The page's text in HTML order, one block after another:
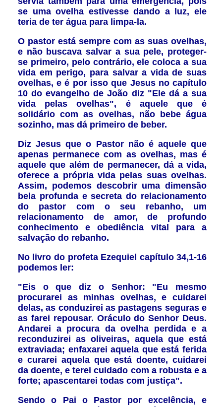
se uma ovelha estivesse dando a luz, ele
teria de ter água para limpa-la.
O pastor está sempre com as suas ovelhas,
e não buscava salvar a sua pele, proteger-
se primeiro, pelo contrário, ele coloca a sua
vida em perigo, para salvar a vida de suas
ovelhas, e é por isso que Jesus no capítulo
10 do evangelho de João diz "Ele dá a sua
vida pelas ovelhas", é aquele que é
solidário com as ovelhas, não bebe água
sozinho, mas dá primeiro de beber.
Diz Jesus que o Pastor não é aquele que
apenas permanece com as ovelhas, mas é
aquele que além de permanecer, dá a vida,
oferece a própria vida pelas suas ovelhas.
Assim, podemos descobrir uma dimensão
bela profunda e secreta do relacionamento
do pastor com o seu rebanho, um
relacionamento de amor, de profundo
conhecimento e obediência vital para a
salvação do rebanho.
No livro do profeta Ezequiel capítulo 34,1-16
podemos ler:
"Eis o que diz o Senhor: "Eu mesmo
procurarei as minhas ovelhas, e cuidarei
delas, as conduzirei as pastagens seguras e
as farei repousar. Oráculo do Senhor Deus.
Andarei a procura da ovelha perdida e a
reconduzirei as oliveiras, aquela que está
extraviada; enfaxarei aquela que está ferida
e curarei aquela que está doente, cuidarei
da doente, e terei cuidado com a robusta e a
forte; apascentarei todas com justiça".
Sendo o Pai o Pastor por excelência, e